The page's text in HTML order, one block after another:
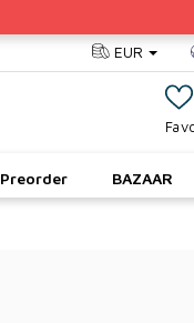
EUR
Preorder BAZAAR